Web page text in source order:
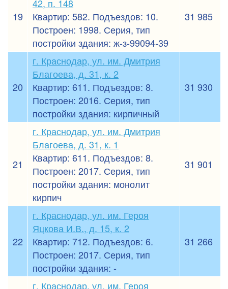
19
42, п. 148
Квартир: 582. Подъездов: 10.
Построен: 1998. Серия, тип
постройки здания: ж-з-99094-39
31 985
20
г. Краснодар, ул. им. Дмитрия
Благоева, д. 31, к. 2
Квартир: 611. Подъездов: 8.
Построен: 2016. Серия, тип
постройки здания: кирпичный
31 930
21
г. Краснодар, ул. им. Дмитрия
Благоева, д. 31, к. 1
Квартир: 611. Подъездов: 8.
Построен: 2017. Серия, тип
постройки здания: монолит
кирпич
31 901
22
г. Краснодар, ул. им. Героя
Яцкова И.В., д. 15, к. 2
Квартир: 712. Подъездов: 6.
Построен: 2017. Серия, тип
постройки здания: -
31 266
г. Краснодар, ул. им. Героя